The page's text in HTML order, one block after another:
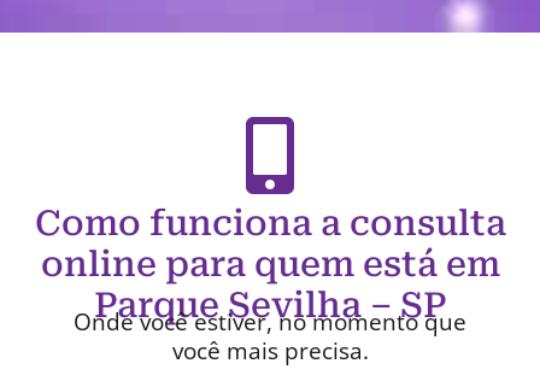
Como funciona a consulta
online para quem está em
Parque Sevilha – SP
Onde você estiver, no momento que
você mais precisa.